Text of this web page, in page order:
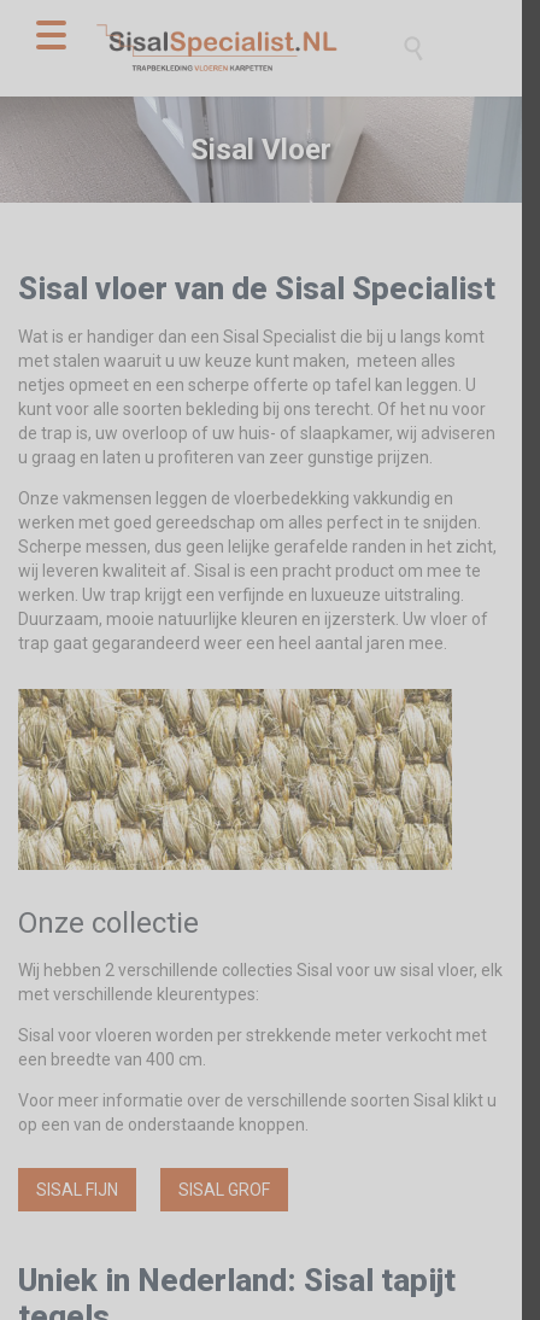
Sisal Vloer
Sisal vloer van de Sisal Specialist
Wat is er handiger dan een Sisal Specialist die bij u langs komt
met stalen waaruit u uw keuze kunt maken, meteen alles
netjes opmeet en een scherpe offerte op tafel kan leggen. U
kunt voor alle soorten bekleding bij ons terecht. Of het nu voor
de trap is, uw overloop of uw huis- of slaapkamer, wij adviseren
u graag en laten u profiteren van zeer gunstige prijzen.
Onze vakmensen leggen de vloerbedekking vakkundig en
werken met goed gereedschap om alles perfect in te snijden.
Scherpe messen, dus geen lelijke gerafelde randen in het zicht,
wij leveren kwaliteit af. Sisal is een pracht product om mee te
werken. Uw trap krijgt een verfijnde en luxueuze uitstraling.
Duurzaam, mooie natuurlijke kleuren en ijzersterk. Uw vloer of
trap gaat gegarandeerd weer een heel aantal jaren mee.
Onze collectie
Wij hebben 2 verschillende collecties Sisal voor uw sisal vloer, elk
met verschillende kleurentypes:
Sisal voor vloeren worden per strekkende meter verkocht met
een breedte van 400 cm.
Voor meer informatie over de verschillende soorten Sisal klikt u
op een van de onderstaande knoppen.
SISAL FIJN SISAL GROF
Uniek in Nederland: Sisal tapijt